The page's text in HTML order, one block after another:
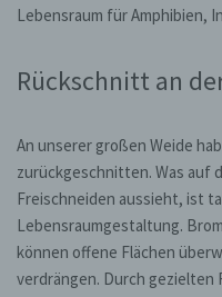
Lebensraum für Amphibien,
Rückschnitt an
An unserer großen Weide
zurückgeschnitten. Was auf
Freischneiden aussieht, ist
Lebensraumgestaltung.
können offene Flächen
verdrängen. Durch